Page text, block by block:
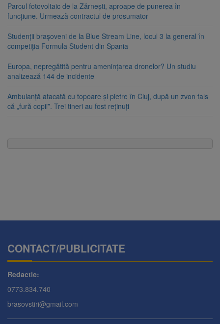
Parcul fotovoltaic de la Zărnești, aproape de punerea în
funcțiune. Urmează contractul de prosumator
Studenții brașoveni de la Blue Stream Line, locul 3 la general în
competiția Formula Student din Spania
Europa, nepregătită pentru amenințarea dronelor? Un studiu
analizează 144 de incidente
Ambulanță atacată cu topoare și pietre în Cluj, după un zvon fals
că „fură copii”. Trei tineri au fost reținuți
CONTACT/PUBLICITATE
Redactie:
0773.834.740
brasovstiri@gmail.com